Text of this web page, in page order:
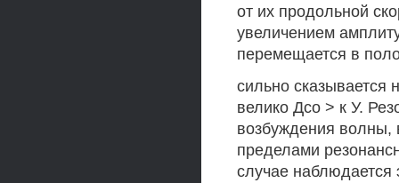
от их продольной
увеличением
перемещается в
сильно сказывается
велико Дсо > к У.
возбуждения волны,
пределами
случае наблюдается